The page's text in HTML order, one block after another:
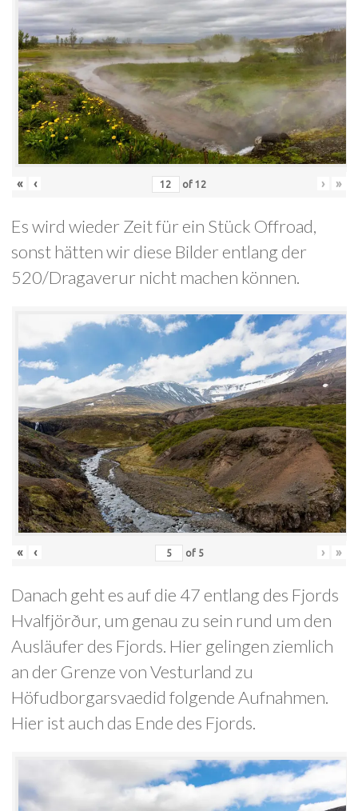
« ‹ of 12 › »
Es wird wieder Zeit für ein Stück Offroad,
sonst hätten wir diese Bilder entlang der
520/Dragaverur nicht machen können.
« ‹ of 5 › »
Danach geht es auf die 47 entlang des Fjords
Hvalfjörður, um genau zu sein rund um den
Ausläufer des Fjords. Hier gelingen ziemlich
an der Grenze von Vesturland zu
Höfudborgarsvaedid folgende Aufnahmen.
Hier ist auch das Ende des Fjords.